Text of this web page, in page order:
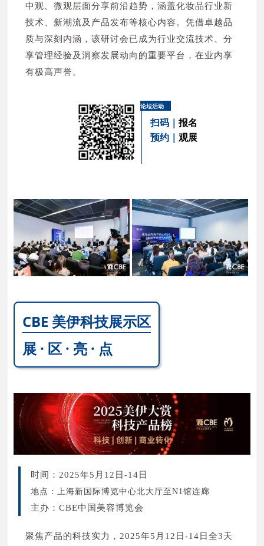
中观、微观层面分享前沿趋势，涵盖化妆品行业新
技术、新潮流及产品发布等核心内容。凭借卓越品
质与深刻内涵，该研讨会已成为行业交流技术、分
享管理经验及洞察发展动向的重要平台，在业内享
有极高声誉。
论坛活动
扫码｜ 报名
预约｜ 观展
CBE 美伊科技展示区
展 · 区 · 亮 · 点
时间：2025年5月12日-14日
地点：上海新国际博览中心北大厅至N1馆连廊
主办：CBE中国美容博览会
聚焦产品的科技实力，2025年5月12日-14日全3天